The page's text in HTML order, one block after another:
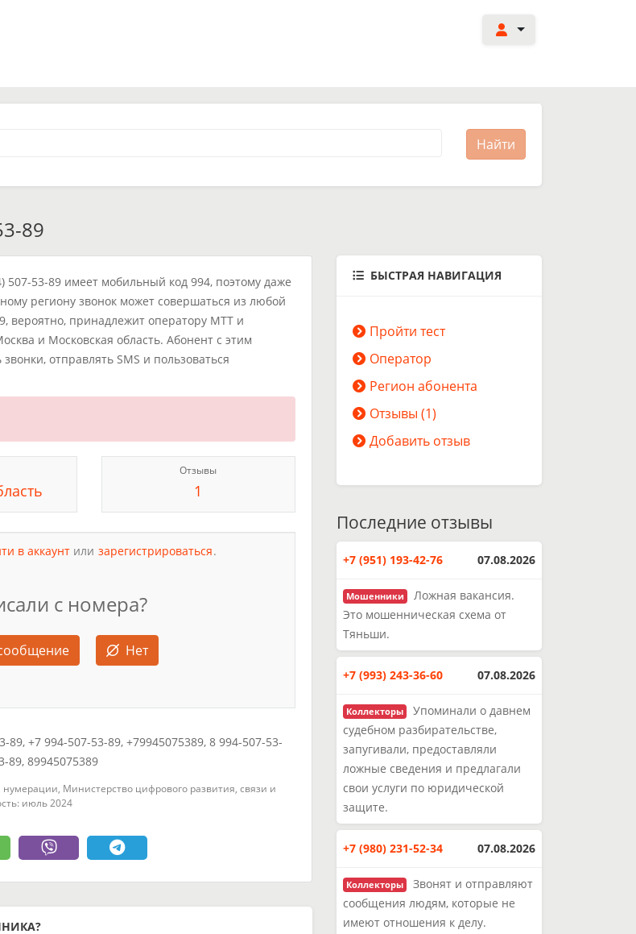
89
53-89 имеет мобильный код 994, поэтому даже
региону звонок может совершаться из любой
вероятно, принадлежит оператору МТТ и
и Московская область. Абонент с этим
отправлять SMS и пользоваться
Отзывы
1
в аккаунтили зарегистрироваться.
с номера?
Нет
89, +7 994-507-53-89, +79945075389, 8 994-507-53-
89, 89945075389
Министерство цифрового развития, связи и
июль 2024
БЫСТРАЯ НАВИГАЦИЯ
Пройти тест
Оператор
Регион абонента
Отзывы (1)
Добавить отзыв
Последние отзывы
+7 (951) 193-42-76 07.08.2026
Мошенники
Ложная вакансия.
Это мошенническая схема от
Тяньши.
+7 (993) 243-36-60 07.08.2026
Коллекторы
Упоминали о давнем
судебном разбирательстве,
запугивали, предоставляли
ложные сведения и предлагали
свои услуги по юридической
защите.
+7 (980) 231-52-34 07.08.2026
Коллекторы
Звонят и отправляют
сообщения людям, которые не
имеют отношения к делу.